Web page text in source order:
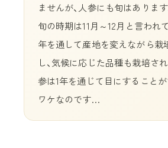
ませんが、人参にも旬はありま
旬の時期は11月～12月と言われ
年を通して産地を変えながら栽
し、気候に応じた品種も栽培さ
参は1年を通じて目にすること
ワケなのです…